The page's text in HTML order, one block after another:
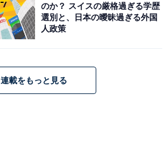
のか？ スイスの厳格過ぎる学歴
選別と、日本の曖昧過ぎる外国
人政策
連載をもっと見る